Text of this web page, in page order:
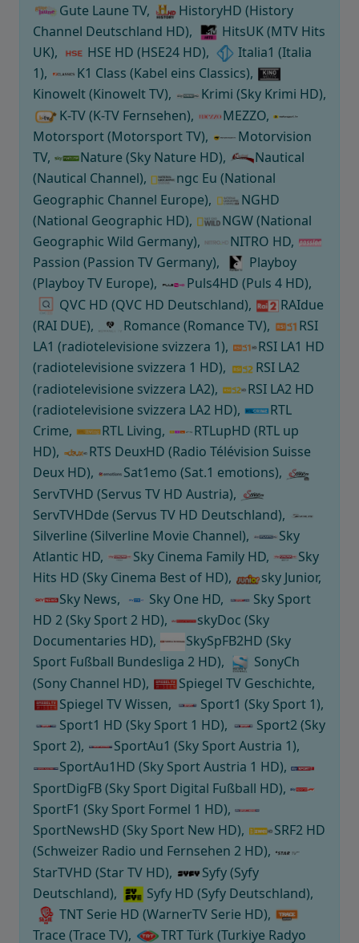
Gute Laune TV,
HistoryHD (History
Channel Deutschland HD),
HitsUK (MTV Hits
UK),
HSE HD (HSE24 HD),
Italia1 (Italia
1),
K1 Class (Kabel eins Classics),
Kinowelt (Kinowelt TV),
Krimi (Sky Krimi HD),
K-TV (K-TV Fernsehen),
MEZZO,
Motorsport (Motorsport TV),
Motorvision
TV,
Nature (Sky Nature HD),
Nautical
(Nautical Channel),
ngc Eu (National
Geographic Channel Europe),
NGHD
(National Geographic HD),
NGW (National
Geographic Wild Germany),
NITRO HD,
Passion (Passion TV Germany),
Playboy
(Playboy TV Europe),
Puls4HD (Puls 4 HD),
QVC HD (QVC HD Deutschland),
RAIdue
(RAI DUE),
Romance (Romance TV),
RSI
LA1 (radiotelevisione svizzera 1),
RSI LA1 HD
(radiotelevisione svizzera 1 HD),
RSI LA2
(radiotelevisione svizzera LA2),
RSI LA2 HD
(radiotelevisione svizzera LA2 HD),
RTL
Crime,
RTL Living,
RTLupHD (RTL up
HD),
RTS DeuxHD (Radio Télévision Suisse
Deux HD),
Sat1emo (Sat.1 emotions),
ServTVHD (Servus TV HD Austria),
ServTVHDde (Servus TV HD Deutschland),
Silverline (Silverline Movie Channel),
Sky
Atlantic HD,
Sky Cinema Family HD,
Sky
Hits HD (Sky Cinema Best of HD),
sky Junior,
Sky News,
Sky One HD,
Sky Sport
HD 2 (Sky Sport 2 HD),
skyDoc (Sky
Documentaries HD),
SkySpFB2HD (Sky
Sport Fußball Bundesliga 2 HD),
SonyCh
(Sony Channel HD),
Spiegel TV Geschichte,
Spiegel TV Wissen,
Sport1 (Sky Sport 1),
Sport1 HD (Sky Sport 1 HD),
Sport2 (Sky
Sport 2),
SportAu1 (Sky Sport Austria 1),
SportAu1HD (Sky Sport Austria 1 HD),
SportDigFB (Sky Sport Digital Fußball HD),
SportF1 (Sky Sport Formel 1 HD),
SportNewsHD (Sky Sport New HD),
SRF2 HD
(Schweizer Radio und Fernsehen 2 HD),
StarTVHD (Star TV HD),
Syfy (Syfy
Deutschland),
Syfy HD (Syfy Deutschland),
TNT Serie HD (WarnerTV Serie HD),
Trace (Trace TV),
TRT Türk (Turkiye Radyo